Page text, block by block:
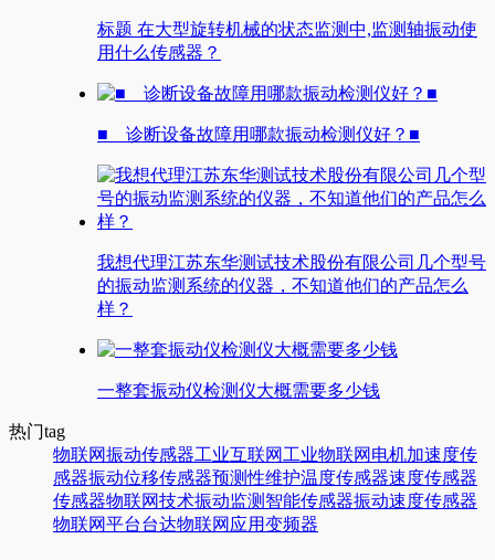
标题 在大型旋转机械的状态监测中,监测轴振动使
用什么传感器？
■ 诊断设备故障用哪款振动检测仪好？■
我想代理江苏东华测试技术股份有限公司几个型号
的振动监测系统的仪器，不知道他们的产品怎么
样？
一整套振动仪检测仪大概需要多少钱
热门tag
物联网振动传感器工业互联网 工业物联网 电机加速度传
感器振动位移传感器预测性维护温度传感器速度传感器
传感器物联网技术振动监测 智能传感器振动速度传感器
物联网平台台达物联网应用变频器